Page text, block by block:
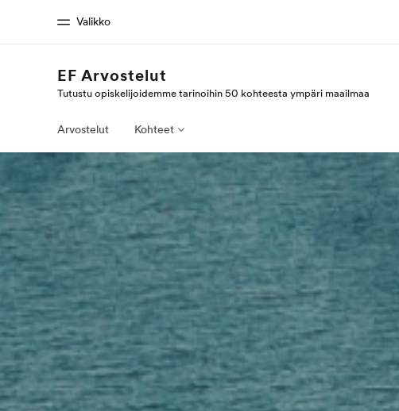
Valikko
Koti
Tervetuloa EF:n maailmaan
Kaikki EF-ohjelmat
EF Arvostelut
Tutustu opiskelijoidemme tarinoihin 50 kohteesta ympäri maailmaa
Arvostelut Kohteet